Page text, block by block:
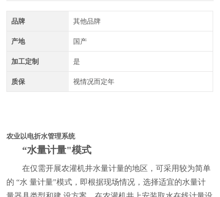
品牌 其他品牌
产地 国产
加工定制 是
质保 视情况而定年
农业以电折水管理系统
“水量计量"模式
在仅需开展农灌机井水量计量的地区，可采用较为简单
的 “水 量计量"模式，即根据现场情况，选择适宜的水量计